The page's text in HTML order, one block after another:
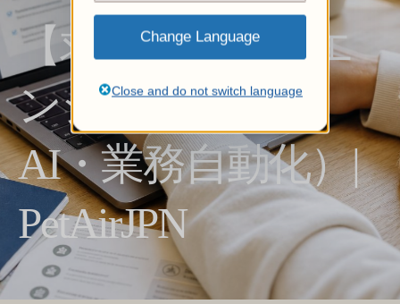
【求人情報】AIエ
ンジニア（生成
AI・業務自動化）|
PetAirJPN
Change Language
Close and do not switch language